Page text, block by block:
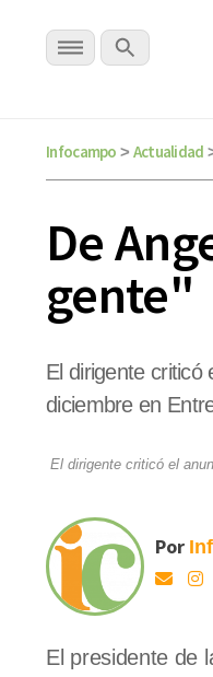
Infocampo > Actualidad
De
gente"
El dirigente
diciembre en
El dirigente criticó el
Por
El presidente de